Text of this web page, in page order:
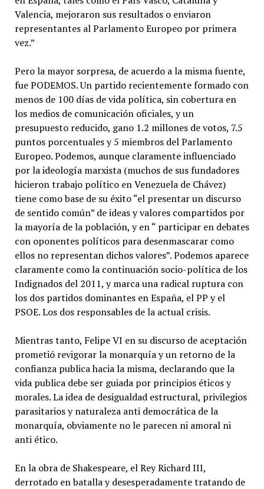
Valencia, mejoraron sus resultados o enviaron
representantes al Parlamento Europeo por primera
vez.”
Pero la mayor sorpresa, de acuerdo a la misma fuente,
fue PODEMOS. Un partido recientemente formado con
menos de 100 días de vida política, sin cobertura en
los medios de comunicación oficiales, y un
presupuesto reducido, gano 1.2 millones de votos, 7.5
puntos porcentuales y 5 miembros del Parlamento
Europeo. Podemos, aunque claramente influenciado
por la ideología marxista (muchos de sus fundadores
hicieron trabajo político en Venezuela de Chávez)
tiene como base de su éxito “el presentar un discurso
de sentido común” de ideas y valores compartidos por
la mayoría de la población, y en “ participar en debates
con oponentes políticos para desenmascarar como
ellos no representan dichos valores”. Podemos aparece
claramente como la continuación socio-política de los
Indignados del 2011, y marca una radical ruptura con
los dos partidos dominantes en España, el PP y el
PSOE. Los dos responsables de la actual crisis.
Mientras tanto, Felipe VI en su discurso de aceptación
prometió revigorar la monarquía y un retorno de la
confianza publica hacia la misma, declarando que la
vida publica debe ser guiada por principios éticos y
morales. La idea de desigualdad estructural, privilegios
parasitarios y naturaleza anti democrática de la
monarquía, obviamente no le parecen ni amoral ni
anti ético.
En la obra de Shakespeare, el Rey Richard III,
derrotado en batalla y desesperadamente tratando de